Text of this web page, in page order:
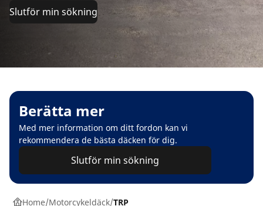
Slutför min sökning
Berätta mer
Med mer information om ditt fordon kan vi
rekommendera de bästa däcken för dig.
Slutför min sökning
Home Motorcykeldäck TRP